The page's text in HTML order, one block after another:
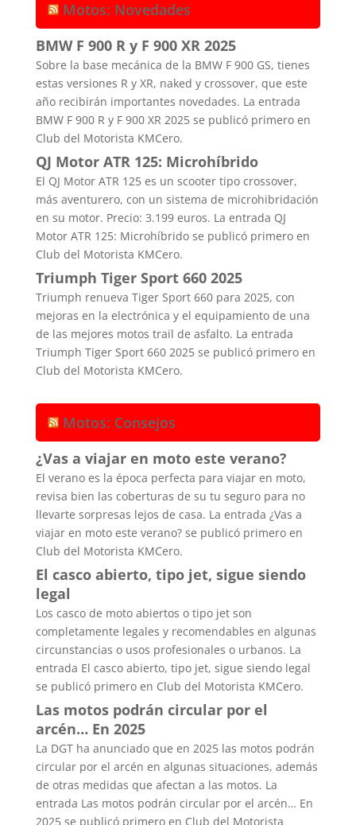
Motos: Novedades
BMW F 900 R y F 900 XR 2025
Sobre la base mecánica de la BMW F 900 GS, tienes
estas versiones R y XR, naked y crossover, que este
año recibirán importantes novedades. La entrada
BMW F 900 R y F 900 XR 2025 se publicó primero en
Club del Motorista KMCero.
QJ Motor ATR 125: Microhíbrido
El QJ Motor ATR 125 es un scooter tipo crossover,
más aventurero, con un sistema de microhibridación
en su motor. Precio: 3.199 euros. La entrada QJ
Motor ATR 125: Microhíbrido se publicó primero en
Club del Motorista KMCero.
Triumph Tiger Sport 660 2025
Triumph renueva Tiger Sport 660 para 2025, con
mejoras en la electrónica y el equipamiento de una
de las mejores motos trail de asfalto. La entrada
Triumph Tiger Sport 660 2025 se publicó primero en
Club del Motorista KMCero.
Motos: Consejos
¿Vas a viajar en moto este verano?
El verano es la época perfecta para viajar en moto,
revisa bien las coberturas de su tu seguro para no
llevarte sorpresas lejos de casa. La entrada ¿Vas a
viajar en moto este verano? se publicó primero en
Club del Motorista KMCero.
El casco abierto, tipo jet, sigue siendo
legal
Los casco de moto abiertos o tipo jet son
completamente legales y recomendables en algunas
circunstancias o usos profesionales o urbanos. La
entrada El casco abierto, tipo jet, sigue siendo legal
se publicó primero en Club del Motorista KMCero.
Las motos podrán circular por el
arcén… En 2025
La DGT ha anunciado que en 2025 las motos podrán
circular por el arcén en algunas situaciones, además
de otras medidas que afectan a las motos. La
entrada Las motos podrán circular por el arcén… En
2025 se publicó primero en Club del Motorista